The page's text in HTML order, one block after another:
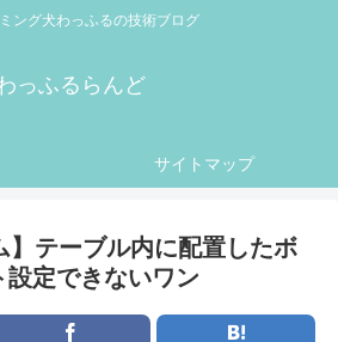
ング犬わっふるの技術ブログ
っふるらんど
サイトマップ
】テーブル内に配置したボ
設定できないワン